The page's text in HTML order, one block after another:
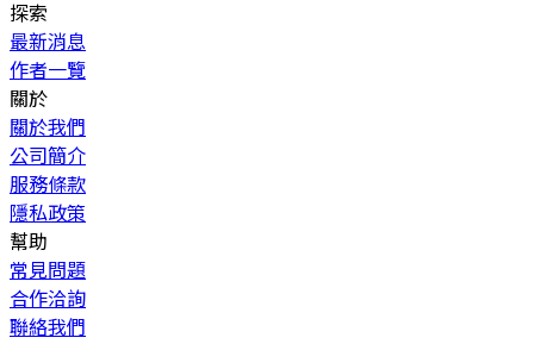
探索
最新消息
作者一覽
關於
關於我們
公司簡介
服務條款
隱私政策
幫助
常見問題
合作洽詢
聯絡我們